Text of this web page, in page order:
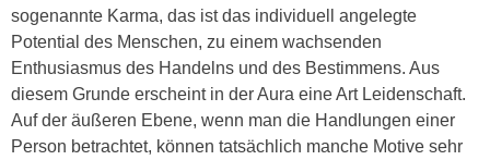
sogenannte Karma, das ist das individuell angelegte
Potential des Menschen, zu einem wachsenden
Enthusiasmus des Handelns und des Bestimmens. Aus
diesem Grunde erscheint in der Aura eine Art Leidenschaft.
Auf der äußeren Ebene, wenn man die Handlungen einer
Person betrachtet, können tatsächlich manche Motive sehr